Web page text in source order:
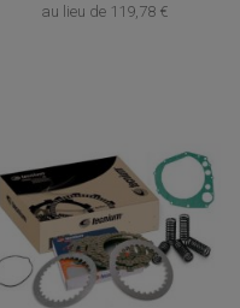
au lieu de 119,78 €